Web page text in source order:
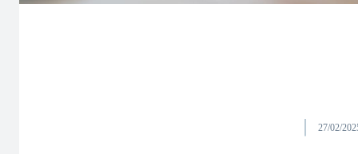
27/02/